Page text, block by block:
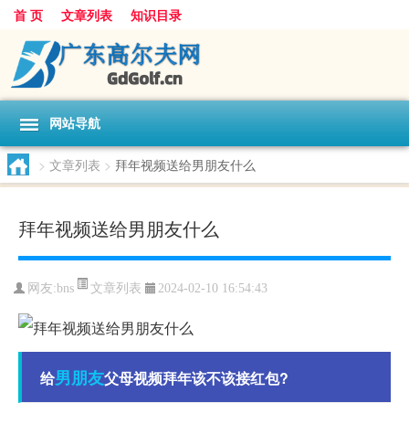
首 页 文章列表 知识目录
网站导航
> 文章列表 > 拜年视频送给男朋友什么
拜年视频送给男朋友什么
网友:bns 文章列表 2024-02-10 16:54:43
给男朋友父母视频拜年该不该接红包?